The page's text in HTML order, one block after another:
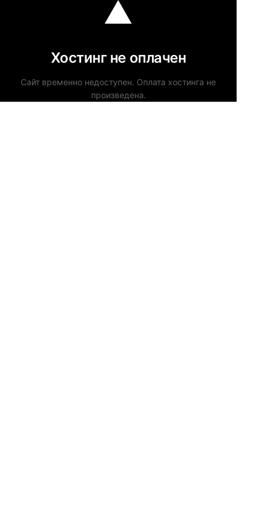
Хостинг не оплачен
Сайт временно недоступен. Оплата хостинга не
произведена.